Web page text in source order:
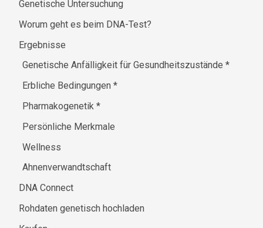
Genetische Untersuchung
Worum geht es beim DNA-Test?
Ergebnisse
Genetische Anfälligkeit für Gesundheitszustände*
Erbliche Bedingungen*
Pharmakogenetik*
Persönliche Merkmale
Wellness
Ahnenverwandtschaft
DNA Connect
Rohdaten genetisch hochladen